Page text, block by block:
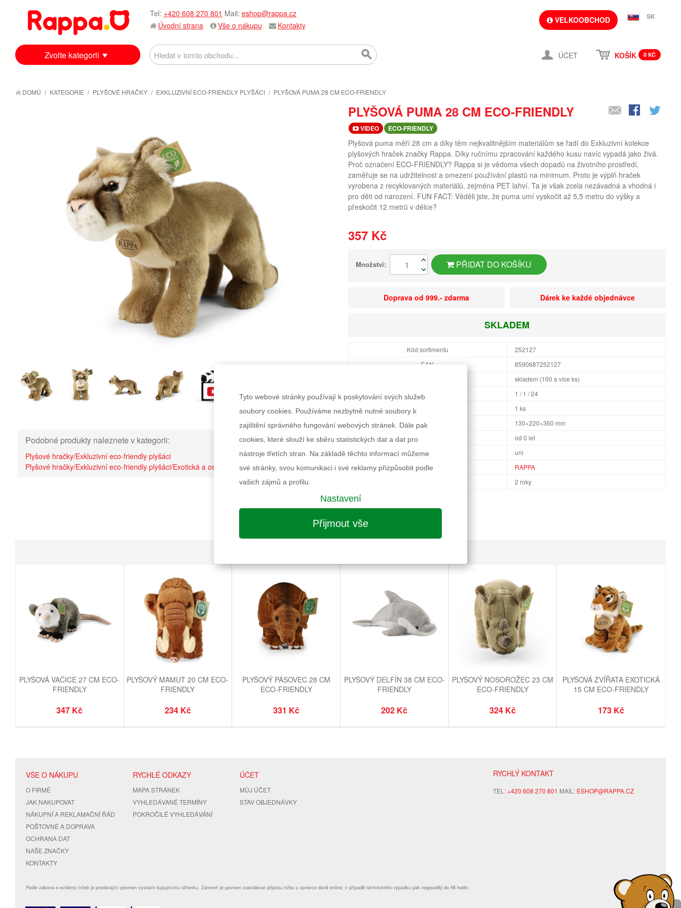
Tel: +420 608 270 801 Mail: eshop@rappa.cz
Úvodní strana
Vše o nákupu Kontakty
VELKOOBCHOD SK
ÚČET KOŠÍK 0 KČ
Zvolte kategorii
DOMŮ / KATEGORIE / PLYŠOVÉ HRAČKY / EXKLUZIVNÍ ECO-FRIENDLY PLYŠÁCI / PLYŠOVÁ PUMA 28 CM ECO-FRIENDLY
Podobné produkty naleznete v kategorii:
Plyšové hračky/Exkluzivní eco-friendly plyšáci
Plyšové hračky/Exkluzivní eco-friendly plyšáci/Exotická a ostatní
PLYŠOVÁ PUMA 28 CM ECO-FRIENDLY
VIDEO ECO-FRIENDLY
Plyšová puma měří 28 cm a díky těm nejkvalitnějším materiálům se řadí do Exkluzivní kolekce
plyšových hraček značky Rappa. Díky ručnímu zpracování každého kusu navíc vypadá jako živá.
Proč označení ECO-FRIENDLY? Rappa si je vědoma všech dopadů na životního prostředí,
zaměřuje se na udržitelnost a omezení používání plastů na minimum. Proto je výplň hraček
vyrobena z recyklovaných materiálů, zejména PET lahví. Ta je však zcela nezávadná a vhodná i
pro děti od narození. FUN FACT: Věděli jste, že puma umí vyskočit až 5,5 metru do výšky a
přeskočit 12 metrů v délce?
357 Kč
Množství: PŘIDAT DO KOŠÍKU
Doprava od 999.- zdarma Dárek ke každé objednávce
SKLADEM
Kód sortimentu
252127
EAN
8590687252127
skladem (100 a více ks)
Balení
1 / 1 / 24
Minimální odběr
1 ks
Rozměry balení Š×V×H
130×220×360 mm
Doporučený věk
od 0 let
Pohlaví
uni
Výrobce
RAPPA
2 roky
Informace k výrobku
PLYŠOVÁ VAČICE 27 CM ECO-
FRIENDLY
347 Kč
PLYŠOVÝ MAMUT 20 CM ECO-
FRIENDLY
234 Kč
PLYŠOVÝ PÁSOVEC 28 CM
ECO-FRIENDLY
331 Kč
PLYŠOVÝ DELFÍN 38 CM ECO-
FRIENDLY
202 Kč
PLYŠOVÝ NOSOROŽEC 23 CM
ECO-FRIENDLY
324 Kč
PLYŠOVÁ ZVÍŘATA EXOTICKÁ
15 CM ECO-FRIENDLY
173 Kč
RYCHLÝ KONTAKT
TEL:+420 608 270 801 MAIL: ESHOP@RAPPA.CZ
VŠE O NÁKUPU
O FIRMĚ
JAK NAKUPOVAT
NÁKUPNÍ A REKLAMAČNÍ ŘÁD
POŠTOVNÉ A DOPRAVA
OCHRANA DAT
NAŠE ZNAČKY
KONTAKTY
RYCHLÉ ODKAZY
MAPA STRÁNEK
VYHLEDÁVANÉ TERMÍNY
POKROČILÉ VYHLEDÁVÁNÍ
ÚČET
MŮJ ÚČET
STAV OBJEDNÁVKY
Podle zákona o evidenci tržeb je prodávající povinen vystavit kupujícímu účtenku. Zároveň je povinen zaevidovat přijatou tržbu u správce daně online; v případě technického výpadku pak nejpozději do 48 hodin.
Tyto webové stránky používají k poskytování svých služeb
soubory cookies. Používáme nezbytně nutné soubory k
zajištění správného fungování webových stránek. Dále pak
cookies, které slouží ke sběru statistických dat a dat pro
nástroje třetích stran. Na základě těchto informací můžeme
své stránky, svou komunikaci i své reklamy přizpůsobit podle
vašich zájmů a profilu.
Nastavení
Přijmout vše